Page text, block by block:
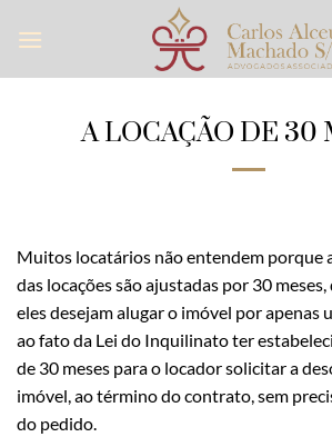
A LOCAÇÃO DE 30
Muitos locatários não entendem porque
das locações são ajustadas por 30
eles desejam alugar o imóvel por apenas
ao fato da Lei do Inquilinato ter
de 30 meses para o locador solicitar a
imóvel, ao término do contrato, sem
do pedido.